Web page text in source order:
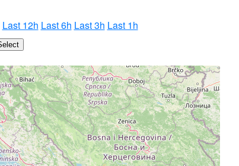
Last 12h Last 6h Last 3h Last 1h